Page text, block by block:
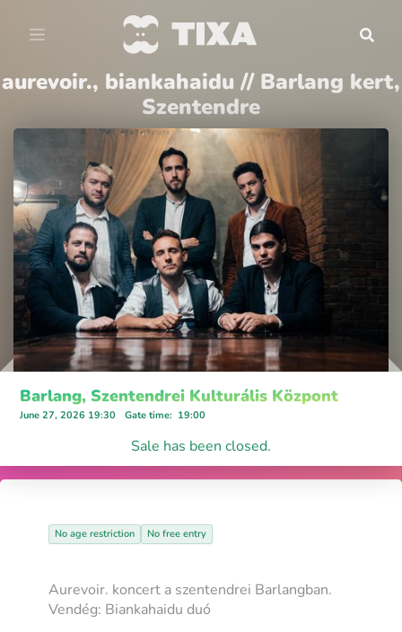
aurevoir., biankahaidu // Barlang kert,
Szentendre
Barlang, Szentendrei Kulturális Központ
June 27, 2026 19:30 Gate time: 19:00
Sale has been closed.
No age restriction No free entry
Aurevoir. koncert a szentendrei Barlangban.
Vendég: Biankahaidu duó